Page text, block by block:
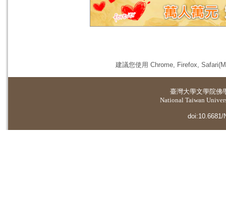
建議您使用 Chrome, Firefox,
臺灣大學文學院佛
National Taiwan
doi:10.6681/